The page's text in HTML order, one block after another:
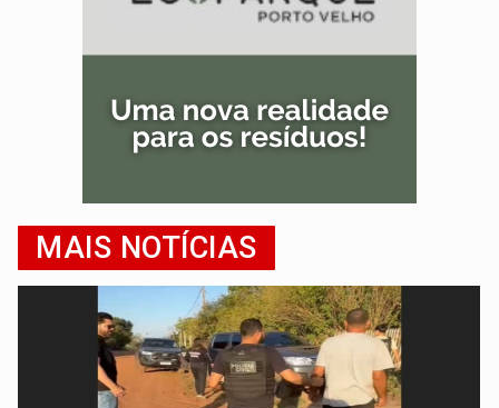
MAIS NOTÍCIAS